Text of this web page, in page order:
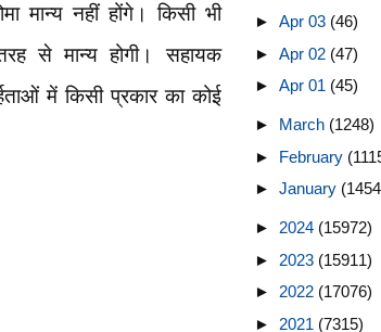
मान्य नहीं होंगे। किसी भी
तरह से मान्य होगी। सहायक
में किसी प्रकार का कोई
► Apr 03 (46)
► Apr 02 (47)
► Apr 01 (45)
► March (1248)
► February
► January
► 2024 (15972)
► 2023 (15911)
► 2022 (17076)
► 2021 (7315)